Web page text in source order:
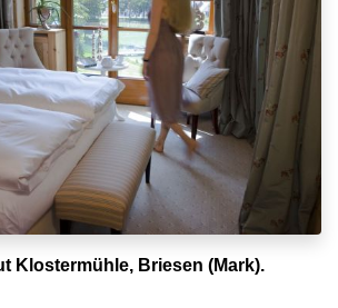
Klostermühle, Briesen (Mark).